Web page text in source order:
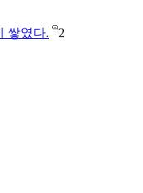
쌓였다. 2